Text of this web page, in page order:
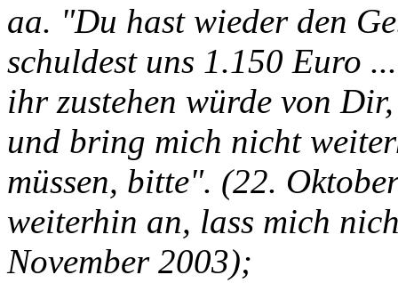
aa. "Du hast wieder den
schuldest uns 1.150 Euro
ihr zustehen würde von
und bring mich nicht
müssen, bitte". (22.
weiterhin an, lass mich
November 2003);